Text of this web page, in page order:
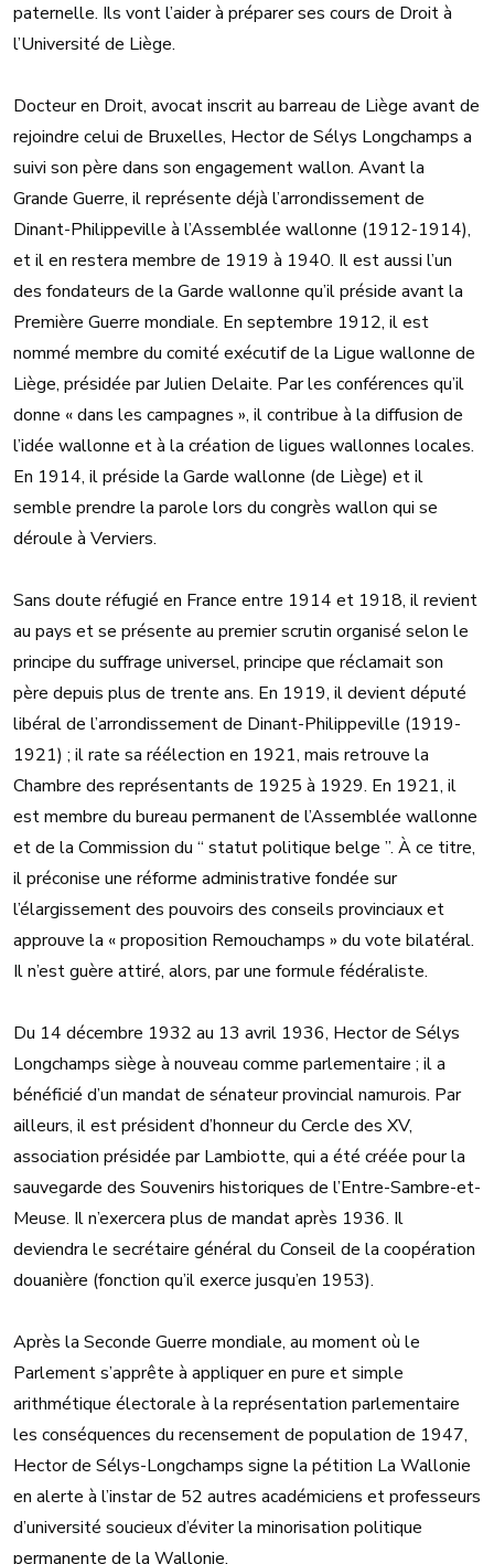
paternelle. Ils vont l’aider à préparer ses cours de Droit à
l’Université de Liège.
Docteur en Droit, avocat inscrit au barreau de Liège avant de
rejoindre celui de Bruxelles, Hector de Sélys Longchamps a
suivi son père dans son engagement wallon. Avant la
Grande Guerre, il représente déjà l’arrondissement de
Dinant-Philippeville à l’Assemblée wallonne (1912-1914),
et il en restera membre de 1919 à 1940. Il est aussi l’un
des fondateurs de la Garde wallonne qu’il préside avant la
Première Guerre mondiale. En septembre 1912, il est
nommé membre du comité exécutif de la Ligue wallonne de
Liège, présidée par Julien Delaite. Par les conférences qu’il
donne « dans les campagnes », il contribue à la diffusion de
l’idée wallonne et à la création de ligues wallonnes locales.
En 1914, il préside la Garde wallonne (de Liège) et il
semble prendre la parole lors du congrès wallon qui se
déroule à Verviers.
Sans doute réfugié en France entre 1914 et 1918, il revient
au pays et se présente au premier scrutin organisé selon le
principe du suffrage universel, principe que réclamait son
père depuis plus de trente ans. En 1919, il devient député
libéral de l’arrondissement de Dinant-Philippeville (1919-
1921) ; il rate sa réélection en 1921, mais retrouve la
Chambre des représentants de 1925 à 1929. En 1921, il
est membre du bureau permanent de l’Assemblée wallonne
et de la Commission du “ statut politique belge ”. À ce titre,
il préconise une réforme administrative fondée sur
l’élargissement des pouvoirs des conseils provinciaux et
approuve la « proposition Remouchamps » du vote bilatéral.
Il n’est guère attiré, alors, par une formule fédéraliste.
Du 14 décembre 1932 au 13 avril 1936, Hector de Sélys
Longchamps siège à nouveau comme parlementaire ; il a
bénéficié d’un mandat de sénateur provincial namurois. Par
ailleurs, il est président d’honneur du Cercle des XV,
association présidée par Lambiotte, qui a été créée pour la
sauvegarde des Souvenirs historiques de l’Entre-Sambre-et-
Meuse. Il n’exercera plus de mandat après 1936. Il
deviendra le secrétaire général du Conseil de la coopération
douanière (fonction qu’il exerce jusqu’en 1953).
Après la Seconde Guerre mondiale, au moment où le
Parlement s’apprête à appliquer en pure et simple
arithmétique électorale à la représentation parlementaire
les conséquences du recensement de population de 1947,
Hector de Sélys-Longchamps signe la pétition La Wallonie
en alerte à l’instar de 52 autres académiciens et professeurs
d’université soucieux d’éviter la minorisation politique
permanente de la Wallonie.